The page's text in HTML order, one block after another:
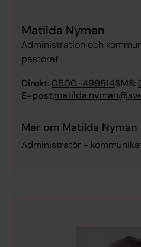
Matilda Nyman
Administration och
pastorat
Direkt: 0500-499514SMS:
E-post:
Mer om Matilda Nyman
Administratör -